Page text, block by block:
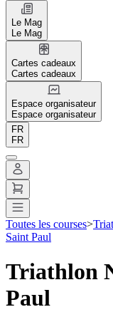
Le Mag
Le Mag
Cartes cadeaux
Cartes cadeaux
Espace organisateur
Espace organisateur
FR
FR
Toutes les courses>
Saint Paul
Triathlon
Paul